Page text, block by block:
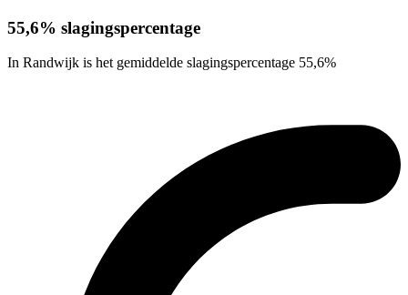
55,6% slagingspercentage
In Randwijk is het gemiddelde slagingspercentage 55,6%